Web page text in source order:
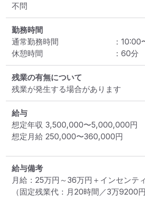
不問
勤務時間
通常勤務時間
： 10:00
休憩時間
： 60分
残業の有無について
残業が発生する場合があります
給与
想定年収 3,500,000〜5,000,000円
想定月給 250,000〜360,000円
給与備考
月給：25万円～36万円＋インセンテ
（固定残業代：月20時間／3万9200